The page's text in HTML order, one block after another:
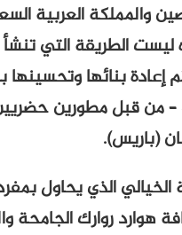
والمملكة العربية
الطريقة التي تنشأ
إعادة بنائها
من قبل مطورين
(باريس).
الذي يحاول
هوارد روارك